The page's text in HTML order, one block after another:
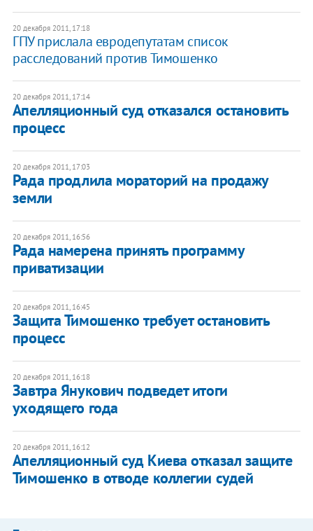
20 декабря 2011, 17:18
​ГПУ прислала евродепутатам список
расследований против Тимошенко
20 декабря 2011, 17:14
Апелляционный суд отказался остановить
процесс
20 декабря 2011, 17:03
Рада продлила мораторий на продажу
земли
20 декабря 2011, 16:56
​Рада намерена принять программу
приватизации
20 декабря 2011, 16:45
​Защита Тимошенко требует остановить
процесс
20 декабря 2011, 16:18
Завтра Янукович подведет итоги
уходящего года
20 декабря 2011, 16:12
Апелляционный суд Киева отказал защите
Тимошенко в отводе коллегии судей